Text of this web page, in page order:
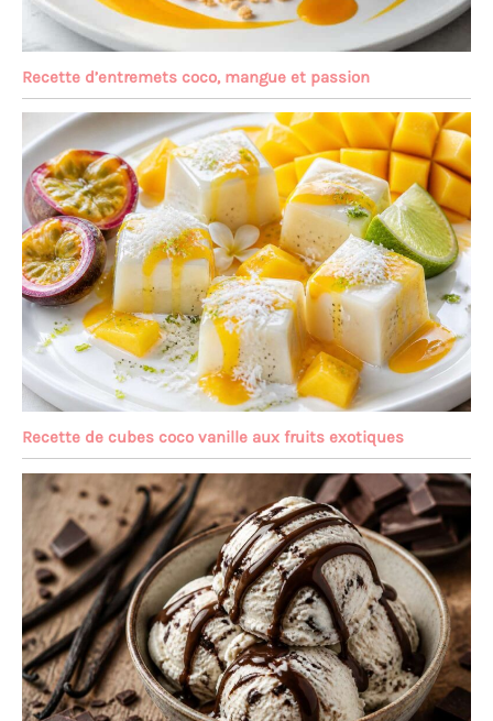
Recette d’entremets coco, mangue et passion
Recette de cubes coco vanille aux fruits exotiques